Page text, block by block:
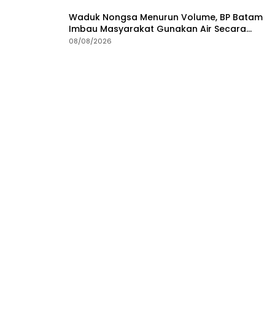
Waduk Nongsa Menurun Volume, BP Batam
Imbau Masyarakat Gunakan Air Secara
Bijak
08/08/2026